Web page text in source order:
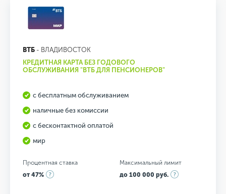
ВТБ - ВЛАДИВОСТОК
КРЕДИТНАЯ КАРТА БЕЗ ГОДОВОГО
ОБСЛУЖИВАНИЯ "ВТБ ДЛЯ ПЕНСИОНЕРОВ"
с бесплатным обслуживанием
наличные без комиссии
с бесконтактной оплатой
мир
Процентная ставка
от 47%
Максимальный лимит
до 100 000 руб.